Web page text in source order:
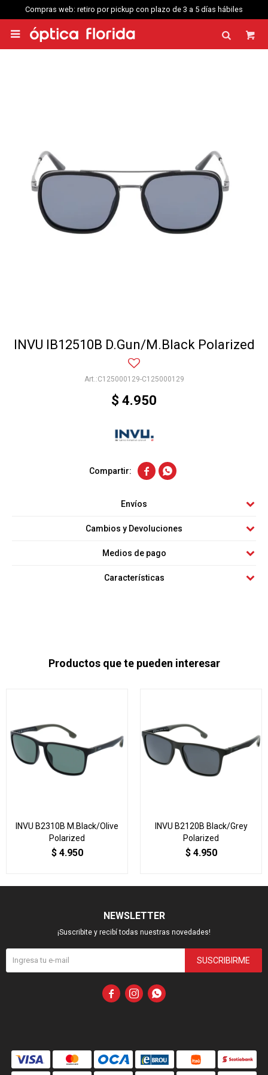
Compras web: retiro por pickup con plazo de 3 a 5 días hábiles

INVU IB12510B D.Gun/M.Black Polarized
C125000129-C125000129
$ 4.950
 
Envíos
Cambios y Devoluciones
Medios de pago
Características
Productos que te pueden interesar
INVU B2310B M.Black/Olive
Polarized
$ 4.950
INVU B2120B Black/Grey
Polarized
$ 4.950
NEWSLETTER
¡Suscribite y recibí todas nuestras novedades!
SUSCRIBIRME
  